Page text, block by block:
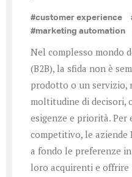
#customer experience
#marketing automation
Nel complesso mondo
(B2B), la sfida non è
prodotto o un servizio,
moltitudine di decisori,
esigenze e priorità. Per
competitivo, le aziende
a fondo le preferenze
loro acquirenti e